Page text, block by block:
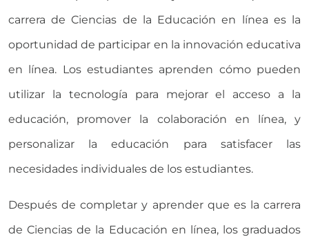
carrera de Ciencias de la Educación en línea es la
oportunidad de participar en la innovación educativa
en línea. Los estudiantes aprenden cómo pueden
utilizar la tecnología para mejorar el acceso a la
educación, promover la colaboración en línea, y
personalizar la educación para satisfacer las
necesidades individuales de los estudiantes.
Después de completar y aprender que es la carrera
de Ciencias de la Educación en línea, los graduados